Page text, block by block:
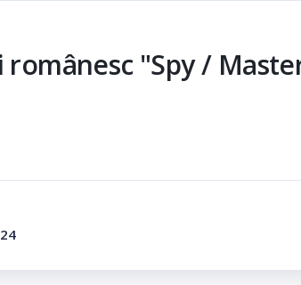
"Spy /